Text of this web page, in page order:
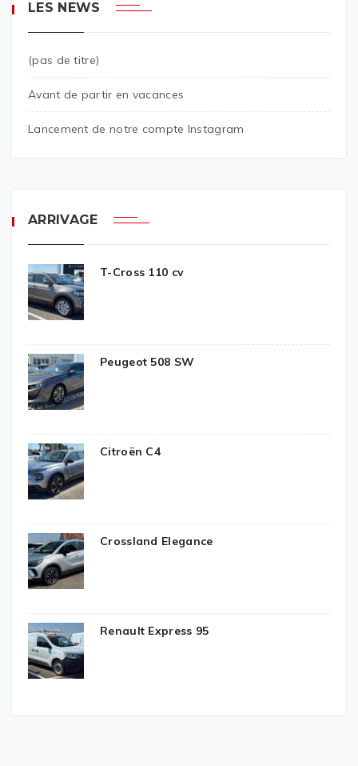
LES NEWS
(pas de titre)
Avant de partir en vacances
Lancement de notre compte Instagram
ARRIVAGE
T-Cross 110 cv
Peugeot 508 SW
Citroën C4
Crossland Elegance
Renault Express 95